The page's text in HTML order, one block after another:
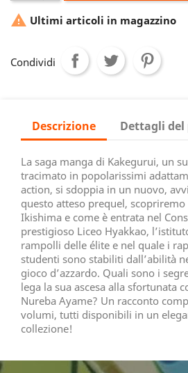
 Ultimi articoli in magazzino
Condividi
Descrizione Dettagli
La saga manga di Kakegurui, un
tracimato in popolarissimi
action, si sdoppia in un nuovo,
questo atteso prequel,
Ikishima e come è entrata nel
prestigioso Liceo Hyakkao,
rampolli delle élite e nel quale i
studenti sono stabiliti dall’abilità
gioco d’azzardo. Quali sono i
lega la sua ascesa alla sfortunata
Nureba Ayame? Un racconto
volumi, tutti disponibili in un
collezione!